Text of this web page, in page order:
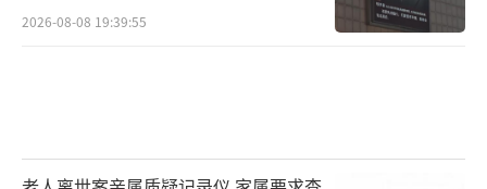
2026-08-08 19:39:55